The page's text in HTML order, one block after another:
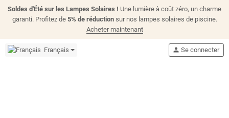
Soldes d'Été sur les Lampes Solaires ! Une lumière à coût zéro, un charme
garanti. Profitez de 5% de réductionsur nos lampes solaires de piscine.
Acheter maintenant
Français person Se connecter